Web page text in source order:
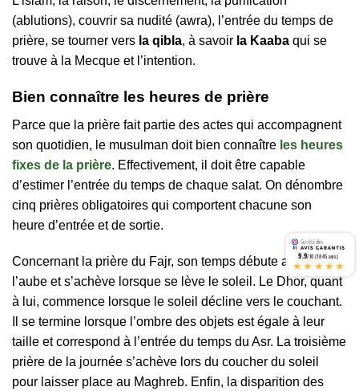
(ablutions), couvrir sa nudité (awra), l’entrée du temps de
prière, se tourner vers la qibla, à savoir la Kaaba qui se
trouve à la Mecque et l’intention.
Bien connaître les heures de prière
Parce que la prière fait partie des actes qui accompagnent
son quotidien, le musulman doit bien connaître les heures
fixes de la prière. Effectivement, il doit être capable
d’estimer l’entrée du temps de chaque salat. On dénombre
cinq prières obligatoires qui comportent chacune son
heure d’entrée et de sortie.
Concernant la prière du Fajr, son temps débute au lever de
l’aube et s’achève lorsque se lève le soleil. Le Dhor, quant
à lui, commence lorsque le soleil décline vers le couchant.
Il se termine lorsque l’ombre des objets est égale à leur
taille et correspond à l’entrée du temps du Asr. La troisième
prière de la journée s’achève lors du coucher du soleil
pour laisser place au Maghreb. Enfin, la disparition des
9.9/10 (1845 avis)
★★★★★